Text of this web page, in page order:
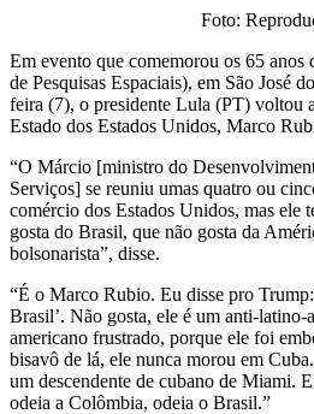
Foto:
Em evento que comemorou os 65
de Pesquisas Espaciais), em São José
feira (7), o presidente Lula (PT) voltou
Estado dos Estados Unidos, Marco
“O Márcio [ministro do
Serviços] se reuniu umas quatro ou
comércio dos Estados Unidos, mas ele
gosta do Brasil, que não gosta da
bolsonarista”, disse.
“É o Marco Rubio. Eu disse pro
Brasil’. Não gosta, ele é um anti-
americano frustrado, porque ele foi
bisavô de lá, ele nunca morou em
um descendente de cubano de Miami.
odeia a Colômbia, odeia o Brasil.”